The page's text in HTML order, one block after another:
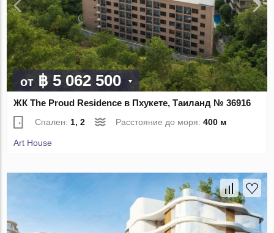
от ฿ 5 062 500
ЖК The Proud Residence в Пхукете, Таиланд № 36916
Спален: 1, 2 Расстояние до моря:400 м
Art House